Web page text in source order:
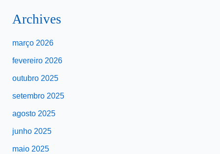
Archives
março 2026
fevereiro 2026
outubro 2025
setembro 2025
agosto 2025
junho 2025
maio 2025